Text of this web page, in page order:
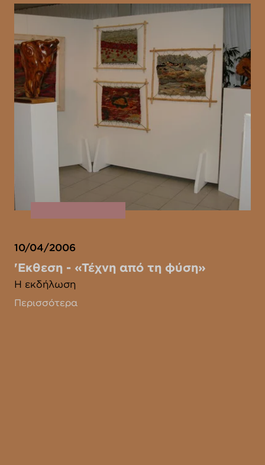
10/04/2006
'Eκθεση - «Τέχνη από τη φύση»
Η εκδήλωση
Περισσότερα